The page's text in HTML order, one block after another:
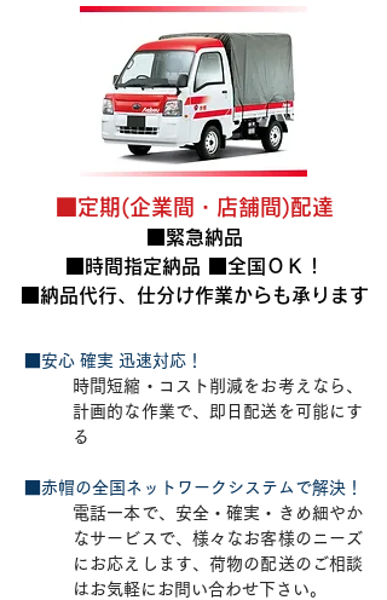
■定期(企業間・店舗間)配達
■緊急納品
■時間指定納品 ■全国ＯＫ！
■納品代行、仕分け作業からも承ります
■安心 確実 迅速対応！
時間短縮・コスト削減をお考えなら、
計画的な作業で、即日配送を可能にす
る
■赤帽の全国ネットワークシステムで解決！
電話一本で、安全・確実・きめ細やか
なサービスで、様々なお客様のニーズ
にお応えします、荷物の配送のご相談
はお気軽にお問い合わせ下さい。